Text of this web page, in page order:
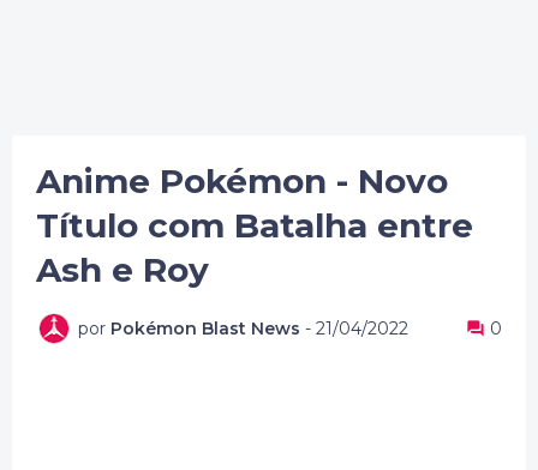
Anime Pokémon - Novo
Título com Batalha entre
Ash e Roy
por Pokémon Blast News - 21/04/2022 0